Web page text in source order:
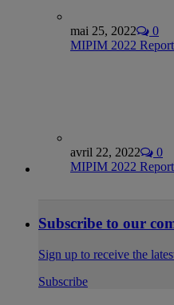
mai 25, 2022
0
MIPIM 2022
avril 22, 2022
0
MIPIM 2022
Subscribe to our
Sign up to receive the
Subscribe